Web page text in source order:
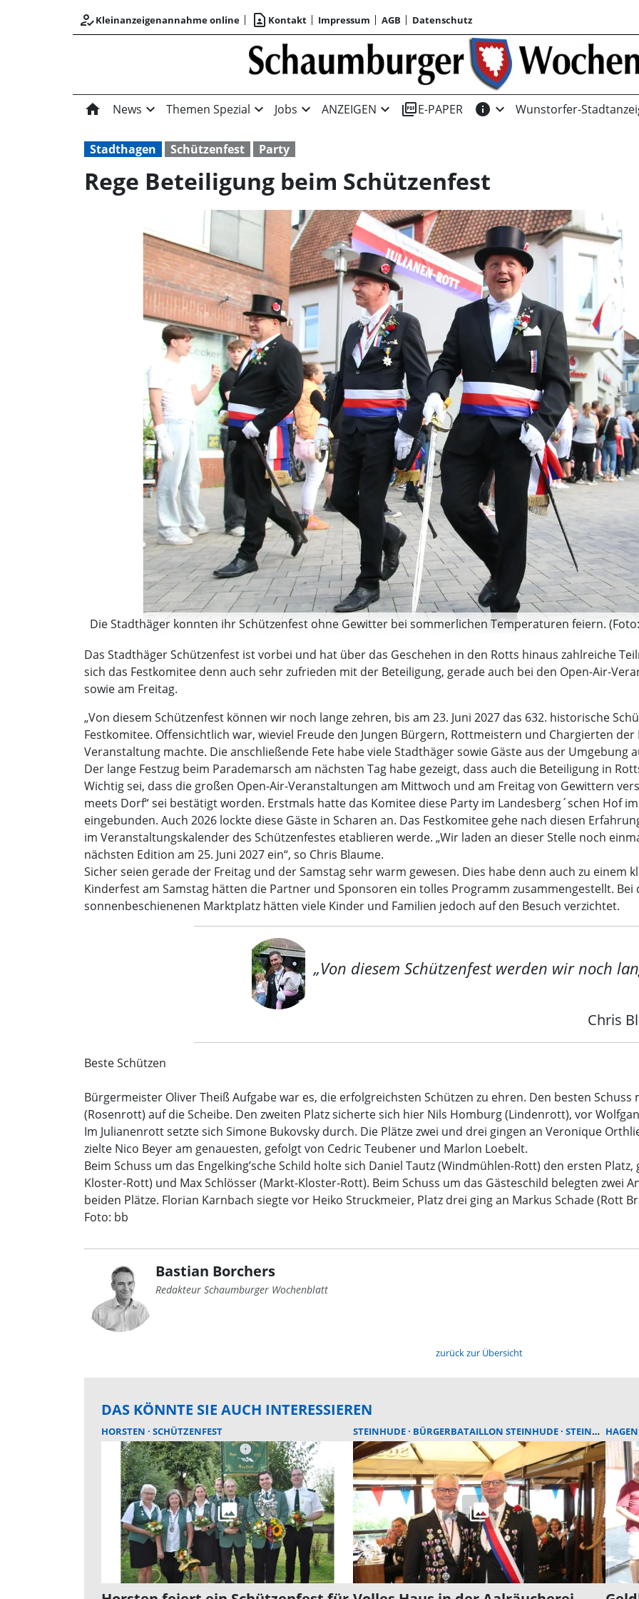
how_to_regKleinanzeigenannahme online contact_page Kontakt Impressum AGB Datenschutz
home News expand_more Themen Spezial expand_more Jobs expand_more ANZEIGEN expand_more picture_as_pdfE-PAPER info expand_more Wunstorfer-
Stadthagen Schützenfest Party
Rege Beteiligung beim Schützenfest
Die Stadthäger konnten ihr Schützenfest ohne Gewitter bei sommerlichen Temperaturen feiern.
Das Stadthäger Schützenfest ist vorbei und hat über das Geschehen in den Rotts hinaus zahlreiche
sich das Festkomitee denn auch sehr zufrieden mit der Beteiligung, gerade auch bei den Open-Air-
sowie am Freitag.
„Von diesem Schützenfest können wir noch lange zehren, bis am 23. Juni 2027 das 632. historische
Festkomitee. Offensichtlich war, wieviel Freude den Jungen Bürgern, Rottmeistern und Chargierten
Veranstaltung machte. Die anschließende Fete habe viele Stadthäger sowie Gäste aus der Umgebung
Der lange Festzug beim Parademarsch am nächsten Tag habe gezeigt, dass auch die Beteiligung in
Wichtig sei, dass die großen Open-Air-Veranstaltungen am Mittwoch und am Freitag von Gewittern
meets Dorf“ sei bestätigt worden. Erstmals hatte das Komitee diese Party im Landesberg´schen Hof
eingebunden. Auch 2026 lockte diese Gäste in Scharen an. Das Festkomitee gehe nach diesen
im Veranstaltungskalender des Schützenfestes etablieren werde. „Wir laden an dieser Stelle noch
nächsten Edition am 25. Juni 2027 ein“, so Chris Blaume.
Sicher seien gerade der Freitag und der Samstag sehr warm gewesen. Dies habe denn auch zu
Kinderfest am Samstag hätten die Partner und Sponsoren ein tolles Programm zusammengestellt.
sonnenbeschienenen Marktplatz hätten viele Kinder und Familien jedoch auf den Besuch verzichtet.
„Von diesem Schützenfest werden wir noch
Chris
Beste Schützen
Bürgermeister Oliver Theiß Aufgabe war es, die erfolgreichsten Schützen zu ehren. Den besten
(Rosenrott) auf die Scheibe. Den zweiten Platz sicherte sich hier Nils Homburg (Lindenrott), vor
Im Julianenrott setzte sich Simone Bukovsky durch. Die Plätze zwei und drei gingen an Veronique
zielte Nico Beyer am genauesten, gefolgt von Cedric Teubener und Marlon Loebelt.
Beim Schuss um das Engelking’sche Schild holte sich Daniel Tautz (Windmühlen-Rott) den ersten
Kloster-Rott) und Max Schlösser (Markt-Kloster-Rott). Beim Schuss um das Gästeschild belegten zwei
beiden Plätze. Florian Karnbach siegte vor Heiko Struckmeier, Platz drei ging an Markus Schade (Rott
Foto: bb
Bastian Borchers
Redakteur Schaumburger Wochenblatt
zurück zur Übersicht
DAS KÖNNTE SIE AUCH INTERESSIEREN
HORSTEN SCHÜTZENFEST STEINHUDE BÜRGERBATAILLON STEINHUDE STEINHUDER MEER